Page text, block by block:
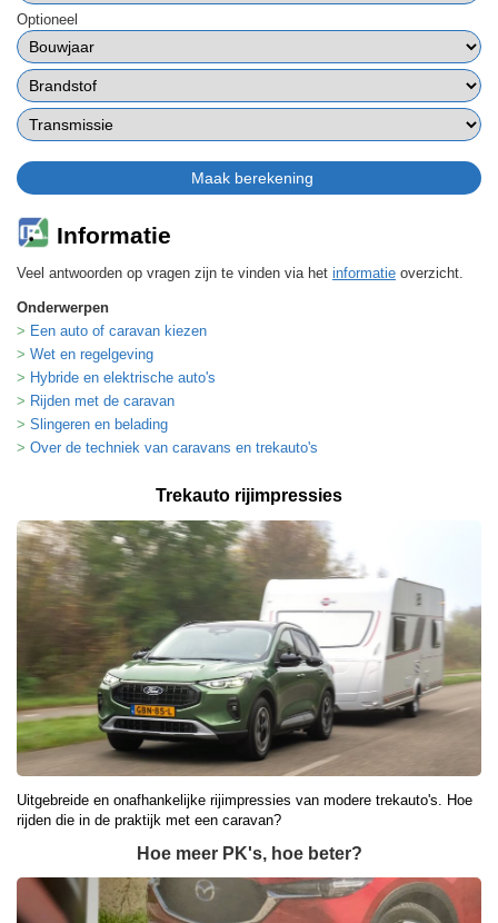
Optioneel
Informatie
Veel antwoorden op vragen zijn te vinden via het informatie overzicht.
Onderwerpen
Een auto of caravan kiezen
Wet en regelgeving
Hybride en elektrische auto's
Rijden met de caravan
Slingeren en belading
Over de techniek van caravans en trekauto's
Trekauto rijimpressies
Uitgebreide en onafhankelijke rijimpressies van modere trekauto's. Hoe
rijden die in de praktijk met een caravan?
Hoe meer PK's, hoe beter?